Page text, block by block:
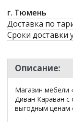
г. Тюмень
Доставка по
Сроки доставки
Описание:
Магазин мебели
Диван Караван
выгодным ценам